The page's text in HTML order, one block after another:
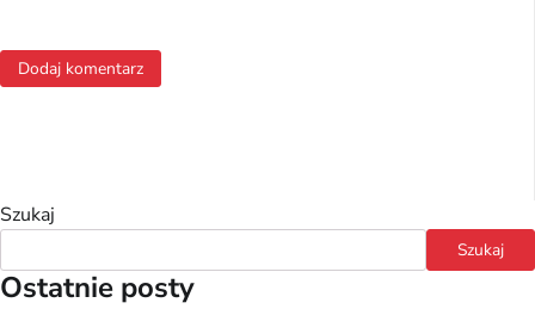
Szukaj
Szukaj
Ostatnie posty